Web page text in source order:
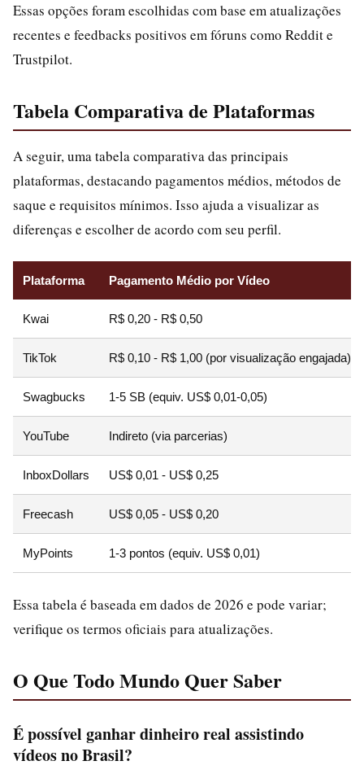
Essas opções foram escolhidas com base em atualizações
recentes e feedbacks positivos em fóruns como Reddit e
Trustpilot.
Tabela Comparativa de Plataformas
A seguir, uma tabela comparativa das principais
plataformas, destacando pagamentos médios, métodos de
saque e requisitos mínimos. Isso ajuda a visualizar as
diferenças e escolher de acordo com seu perfil.
Plataforma Pagamento Médio por Vídeo
Kwai R$ 0,20 - R$ 0,50
TikTok R$ 0,10 - R$ 1,00 (por visualização engajada)
Swagbucks 1-5 SB (equiv. US$ 0,01-0,05)
YouTube Indireto (via parcerias)
InboxDollars US$ 0,01 - US$ 0,25
Freecash US$ 0,05 - US$ 0,20
MyPoints 1-3 pontos (equiv. US$ 0,01)
Essa tabela é baseada em dados de 2026 e pode variar;
verifique os termos oficiais para atualizações.
O Que Todo Mundo Quer Saber
É possível ganhar dinheiro real assistindo
vídeos no Brasil?